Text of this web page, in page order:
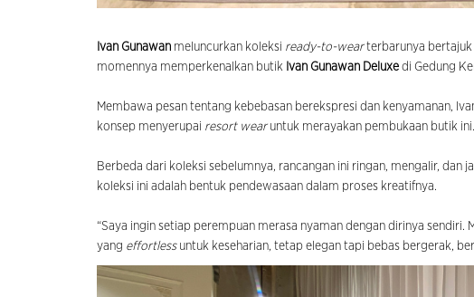
Ivan Gunawan meluncurkan koleksi ready-to-wearterbarunya bertajuk
momennya memperkenalkan butik Ivan Gunawan Deluxe di Gedung
Membawa pesan tentang kebebasan berekspresi dan kenyamanan,
konsep menyerupai resort wear untuk merayakan pembukaan butik ini.
Berbeda dari koleksi sebelumnya, rancangan ini ringan, mengalir, dan
koleksi ini adalah bentuk pendewasaan dalam proses kreatifnya.
“Saya ingin setiap perempuan merasa nyaman dengan dirinya
yang effortless untuk keseharian, tetap elegan tapi bebas bergerak,